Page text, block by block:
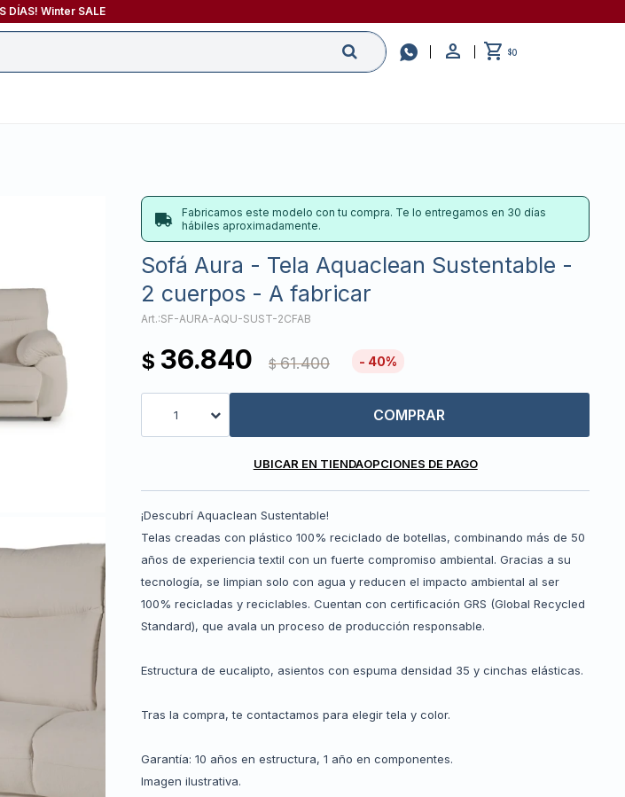
DÍAS! Winter SALE
 $0
Fabricamos este modelo con tu compra. Te lo entregamos en 30 días
hábiles aproximadamente.
Sofá Aura - Tela Aquaclean Sustentable -
2 cuerpos - A fabricar
SF-AURA-AQU-SUST-2CFAB
$ 36.840 $ 61.400 40
1 COMPRAR
UBICAR EN TIENDAOPCIONES DE PAGO
¡Descubrí Aquaclean Sustentable!
Telas creadas con plástico 100% reciclado de botellas, combinando más de 50
años de experiencia textil con un fuerte compromiso ambiental. Gracias a su
tecnología, se limpian solo con agua y reducen el impacto ambiental al ser
100% recicladas y reciclables. Cuentan con certificación GRS (Global Recycled
Standard), que avala un proceso de producción responsable.
Estructura de eucalipto, asientos con espuma densidad 35 y cinchas elásticas.
Tras la compra, te contactamos para elegir tela y color.
Garantía: 10 años en estructura, 1 año en componentes.
Imagen ilustrativa.